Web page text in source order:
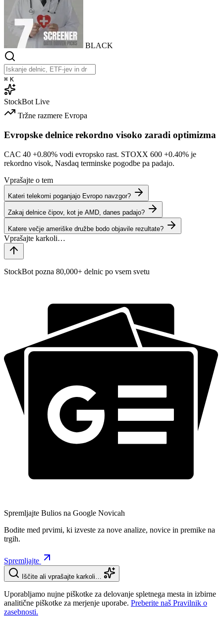
BLACK
⌘ K
StockBot Live
Tržne razmere Evropa
Evropske delnice rekordno visoko zaradi optimizma
CAC 40 +0.80% vodi evropsko rast. STOXX 600 +0.40% je
rekordno visok, Nasdaq terminske pogodbe pa padajo.
Vprašajte o tem
Kateri telekomi poganjajo Evropo navzgor?
Zakaj delnice čipov, kot je AMD, danes padajo?
Katere večje ameriške družbe bodo objavile rezultate?
StockBot pozna 80,000+ delnic po vsem svetu
Spremljajte Bulios na Google Novicah
Bodite med prvimi, ki izveste za nove analize, novice in premike na
trgih.
Spremljajte
Iščite ali vprašajte karkoli…
Uporabljamo nujne piškotke za delovanje spletnega mesta in izbirne
analitične piškotke za merjenje uporabe. Preberite naš Pravilnik o
zasebnosti.